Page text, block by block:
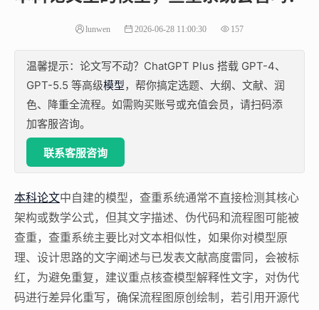
lunwen 2026-06-28 11:00:30 157
温馨提示：论文写不动？ChatGPT Plus 搭载 GPT-4、
GPT-5.5 等高级模型，帮你搞定选题、大纲、文献、润
色、降重全流程。如需购买账号或充值会员，请扫码添
加客服咨询。
联系客服咨询
本科论文中自建的模型，查重系统通常不直接检测其核心
架构或数学公式，但其文字描述、伪代码和流程图可能被
查重，查重系统主要比对文本相似性，如果你对模型原
理、设计思路的文字阐述与已发表文献高度雷同，会被标
红，为避免重复，建议重点核查模型解释性文字，对伪代
码进行差异化重写，确保流程图原创绘制，若引用开源代